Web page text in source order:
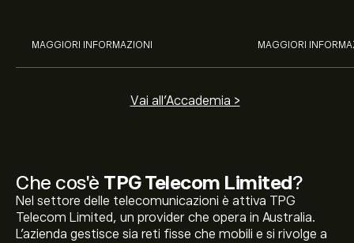
Che cos'è TPG Telecom Limited?
Nel settore delle telecomunicazioni è attiva TPG
Telecom Limited, un provider che opera in Australia.
L'azienda gestisce sia reti fisse che mobili e si rivolge a
MAGGIORI INFORMAZIONI MAGGIORI
Vai all'Accademia >